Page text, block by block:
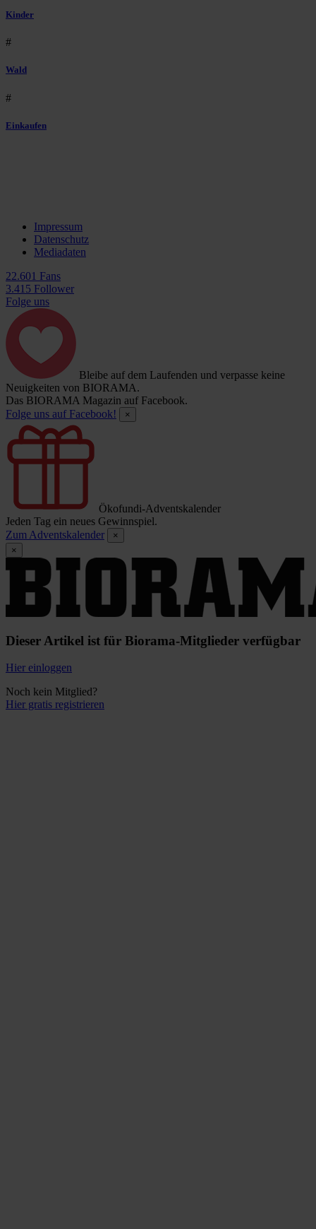
Kinder
#
Wald
#
Einkaufen
Impressum
Datenschutz
Mediadaten
22.601 Fans
3.415 Follower
Folge uns
Bleibe auf dem Laufenden und verpasse keine
Neuigkeiten von BIORAMA.
Das BIORAMA Magazin auf Facebook.
Folge uns auf Facebook!
×
Ökofundi-Adventskalender
Jeden Tag ein neues Gewinnspiel.
Zum Adventskalender
×
×
Dieser Artikel ist für Biorama-Mitglieder verfügbar
Hier einloggen
Noch kein Mitglied?
Hier gratis registrieren